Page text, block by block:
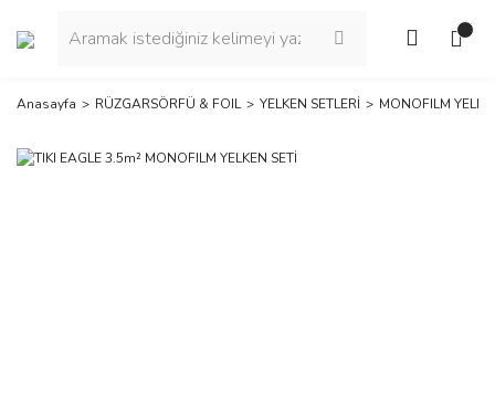
Anasayfa RÜZGARSÖRFÜ & FOIL YELKEN SETLERİ MONOFILM